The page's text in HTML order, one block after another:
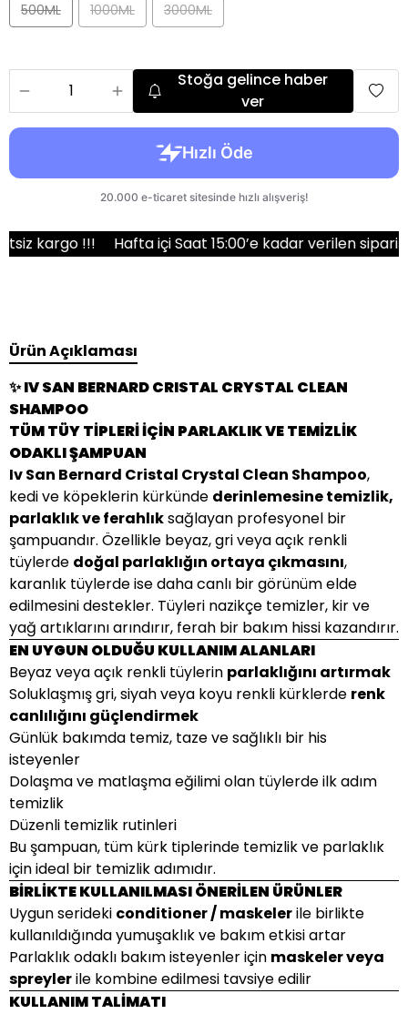
500ML
1000ML 3000ML
Stoğa gelince haber
ver
!!! Hafta içi Saat 15:00’e kadar verilen siparişler
Ürün Açıklaması
✨ IV SAN BERNARD CRISTAL CRYSTAL CLEAN
SHAMPOO
TÜM TÜY TİPLERİ İÇİN PARLAKLIK VE TEMİZLİK
ODAKLI ŞAMPUAN
Iv San Bernard Cristal Crystal Clean Shampoo,
kedi ve köpeklerin kürkünde derinlemesine temizlik,
parlaklık ve ferahlıksağlayan profesyonel bir
şampuandır. Özellikle beyaz, gri veya açık renkli
tüylerde doğal parlaklığın ortaya çıkmasını,
karanlık tüylerde ise daha canlı bir görünüm elde
edilmesini destekler. Tüyleri nazikçe temizler, kir ve
yağ artıklarını arındırır, ferah bir bakım hissi kazandırır.
EN UYGUN OLDUĞU KULLANIM ALANLARI
Beyaz veya açık renkli tüylerin parlaklığını artırmak
Soluklaşmış gri, siyah veya koyu renkli kürklerde renk
canlılığını güçlendirmek
Günlük bakımda temiz, taze ve sağlıklı bir his
isteyenler
Dolaşma ve matlaşma eğilimi olan tüylerde ilk adım
temizlik
Düzenli temizlik rutinleri
Bu şampuan, tüm kürk tiplerinde temizlik ve parlaklık
için ideal bir temizlik adımıdır.
BİRLİKTE KULLANILMASI ÖNERİLEN ÜRÜNLER
Uygun serideki conditioner / maskelerile birlikte
kullanıldığında yumuşaklık ve bakım etkisi artar
Parlaklık odaklı bakım isteyenler için maskeler veya
spreylerile kombine edilmesi tavsiye edilir
KULLANIM TALİMATI